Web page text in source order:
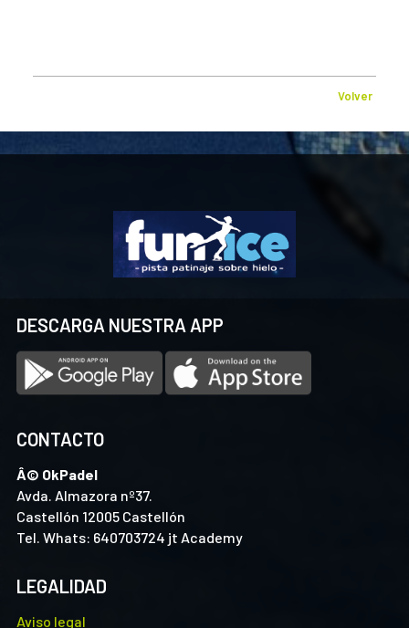
Volver
DESCARGA NUESTRA APP
CONTACTO
Â© OkPadel
Avda. Almazora nº37.
Castellón 12005 Castellón
Tel. Whats: 640703724 jt Academy
LEGALIDAD
Aviso legal